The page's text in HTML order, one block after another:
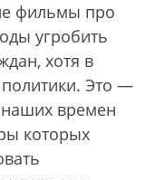
фильмы про
угробить
хотя в
Это —
времен
которых